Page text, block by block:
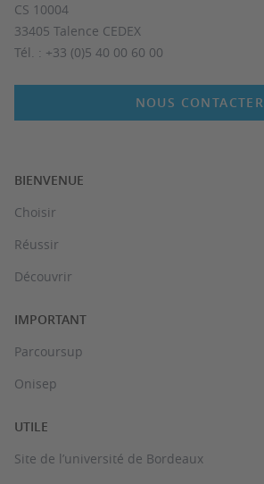
CS 10004
33405 Talence CEDEX
Tél. : +33 (0)5 40 00 60 00
NOUS CONTACTER
BIENVENUE
Choisir
Réussir
Découvrir
IMPORTANT
Parcoursup
Onisep
UTILE
Site de l’université de Bordeaux